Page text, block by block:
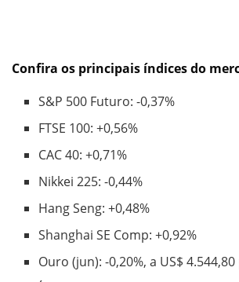
Confira os principais índices do
S&P 500 Futuro: -0,37%
FTSE 100: +0,56%
CAC 40: +0,71%
Nikkei 225: -0,44%
Hang Seng: +0,48%
Shanghai SE Comp: +0,92%
Ouro (jun): -0,20%, a US$